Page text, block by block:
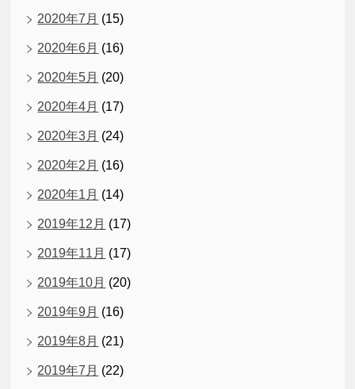
2020年7月 (15)
2020年6月 (16)
2020年5月 (20)
2020年4月 (17)
2020年3月 (24)
2020年2月 (16)
2020年1月 (14)
2019年12月 (17)
2019年11月 (17)
2019年10月 (20)
2019年9月 (16)
2019年8月 (21)
2019年7月 (22)